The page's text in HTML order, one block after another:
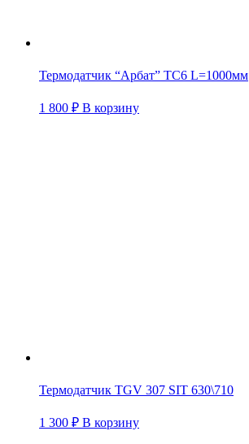
Термодатчик “Арбат” TC6 L=1000мм
1 800 ₽ В корзину
Термодатчик TGV 307 SIT 630\710
1 300 ₽ В корзину